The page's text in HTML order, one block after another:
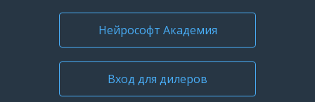
Нейрософт Академия
Вход для дилеров